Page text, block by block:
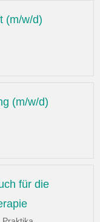
(m/w/d)
(m/w/d)
für die